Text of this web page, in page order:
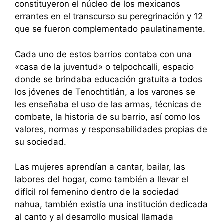
constituyeron el núcleo de los mexicanos
errantes en el transcurso su peregrinación y 12
que se fueron complementado paulatinamente.
Cada uno de estos barrios contaba con una
«casa de la juventud» o telpochcalli, espacio
donde se brindaba educación gratuita a todos
los jóvenes de Tenochtitlán, a los varones se
les enseñaba el uso de las armas, técnicas de
combate, la historia de su barrio, así como los
valores, normas y responsabilidades propias de
su sociedad.
Las mujeres aprendían a cantar, bailar, las
labores del hogar, como también a llevar el
difícil rol femenino dentro de la sociedad
nahua, también existía una institución dedicada
al canto y al desarrollo musical llamada